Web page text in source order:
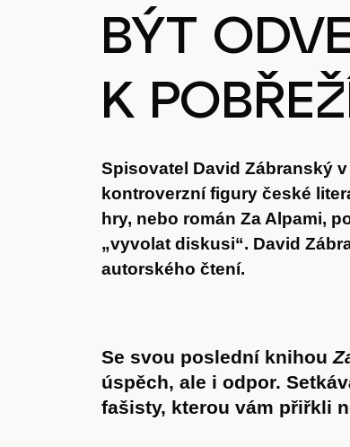
BÝT
K
Spisovatel David Zábranský
kontroverzní figury české
hry, nebo román Za Alpami,
„vyvolat diskusi“. David
autorského čtení.
Se svou poslední knihou
úspěch, ale i odpor.
fašisty, kterou vám přiřkli